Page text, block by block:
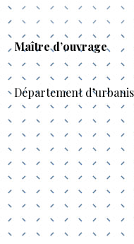
Maître d’ouvrage
Département
Navigation
de
commentaire